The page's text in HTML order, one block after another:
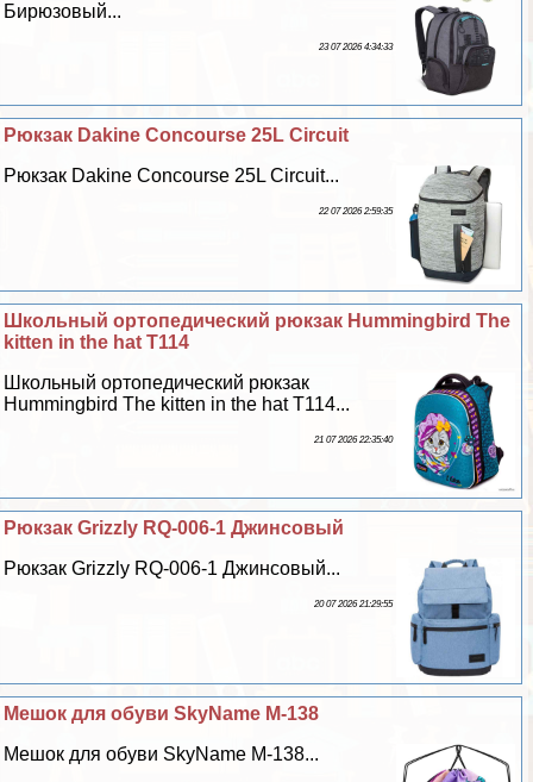
Бирюзовый...
23 07 2026 4:34:33
Рюкзак Dakine Concourse 25L Circuit
Рюкзак Dakine Concourse 25L Circuit...
22 07 2026 2:59:35
Школьный ортопедический рюкзак Hummingbird The
kitten in the hat T114
Школьный ортопедический рюкзак
Hummingbird The kitten in the hat T114...
21 07 2026 22:35:40
Рюкзак Grizzly RQ-006-1 Джинсовый
Рюкзак Grizzly RQ-006-1 Джинсовый...
20 07 2026 21:29:55
Мешок для обуви SkyName M-138
Мешок для обуви SkyName M-138...